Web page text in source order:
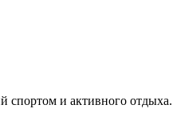
и активного отдыха.